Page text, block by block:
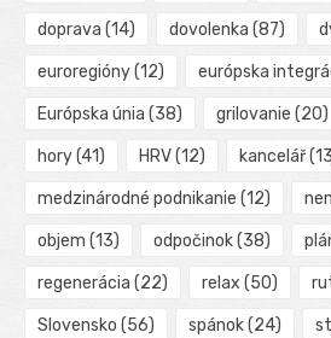
doprava (14) dovolenka (87)
euroregióny(12) európska
Európska únia (38) grilovanie (20)
hory(41) HRV(12) kancelář
medzinárodné podnikanie (12)
objem (13) odpočinok(38)
regenerácia (22) relax (50)
Slovensko (56) spánok(24)